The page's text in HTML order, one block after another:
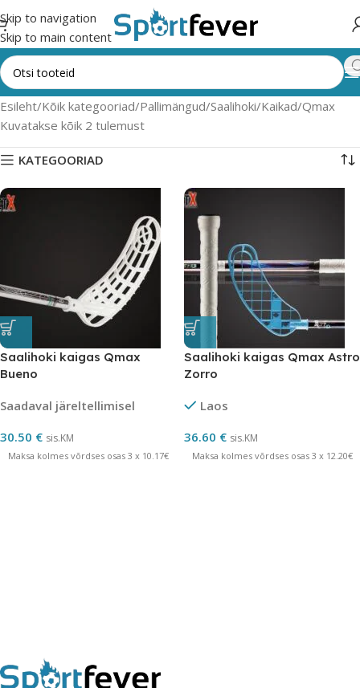
Skip to navigation
Skip to main content
Esileht Kõik kategooriad Pallimängud Saalihoki Kaikad Qmax
Kuvatakse kõik 2 tulemust
KATEGOORIAD
Saalihoki kaigas Qmax
Bueno
Saadaval järeltellimisel
30.50 € sis.KM
Maksa kolmes võrdses osas 3 x 10.17€
Saalihoki kaigas Qmax Astro
Zorro
Laos
36.60 € sis.KM
Maksa kolmes võrdses osas 3 x 12.20€